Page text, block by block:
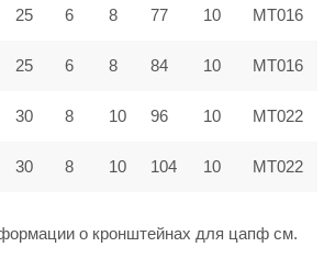
25 6 8 77 10 MT016
25 6 8 84 10 MT016
30 8 10 96 10 MT022
30 8 10 104 10 MT022
о кронштейнах для цапф см.